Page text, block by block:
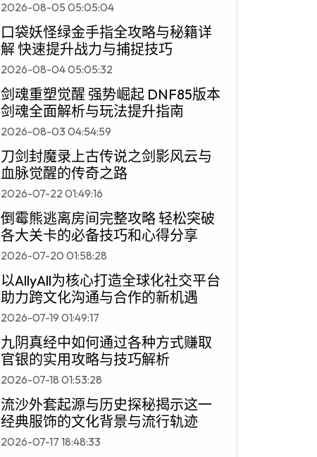
2026-08-05 05:05:04
口袋妖怪绿金手指全攻略与秘籍详
解 快速提升战力与捕捉技巧
2026-08-04 05:05:32
剑魂重塑觉醒 强势崛起 DNF85版本
剑魂全面解析与玩法提升指南
2026-08-03 04:54:59
刀剑封魔录上古传说之剑影风云与
血脉觉醒的传奇之路
2026-07-22 01:49:16
倒霉熊逃离房间完整攻略 轻松突破
各大关卡的必备技巧和心得分享
2026-07-20 01:58:28
以AllyAll为核心打造全球化社交平台
助力跨文化沟通与合作的新机遇
2026-07-19 01:49:17
九阴真经中如何通过各种方式赚取
官银的实用攻略与技巧解析
2026-07-18 01:53:28
流沙外套起源与历史探秘揭示这一
经典服饰的文化背景与流行轨迹
2026-07-17 18:48:33